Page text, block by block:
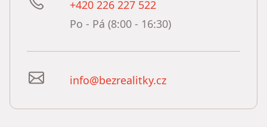
+420 226 227 522
Po - Pá (8:00 - 16:30)
info@bezrealitky.cz